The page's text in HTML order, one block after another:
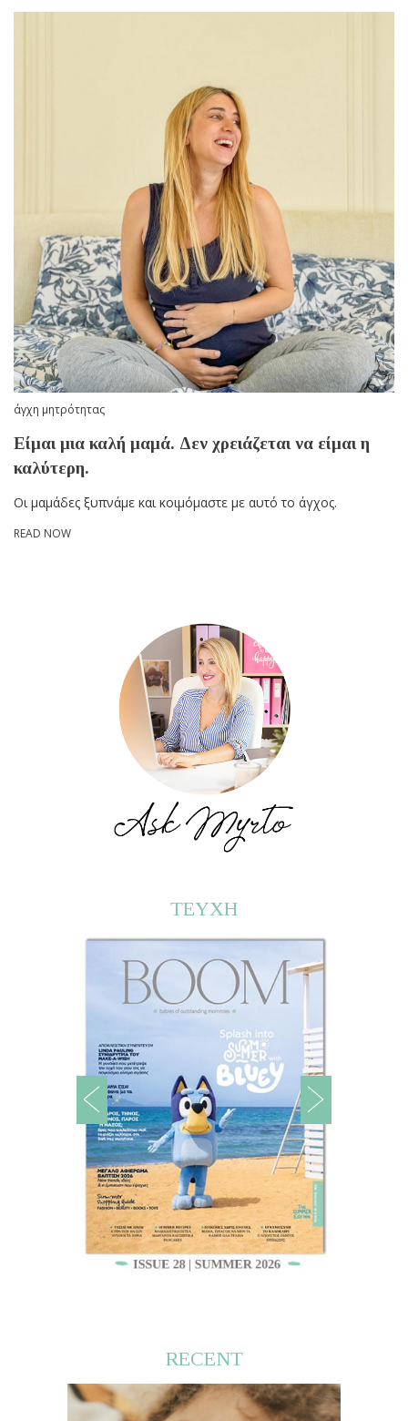
άγχη μητρότητας
Είμαι μια καλή μαμά. Δεν χρειάζεται να είμαι η
καλύτερη.
Οι μαμάδες ξυπνάμε και κοιμόμαστε με αυτό το άγχος.
READ NOW
ΤΕΥΧΗ
RECENT